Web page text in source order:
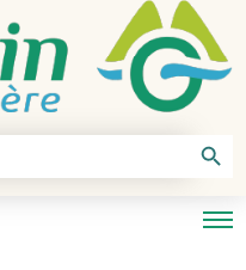
Search Button